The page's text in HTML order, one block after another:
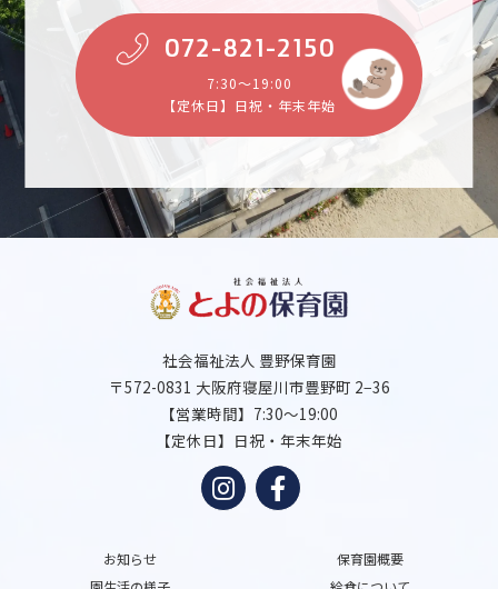
072-821-2150
7:30～19:00
【定休日】日祝・年末年始
社会福祉法人 豊野保育園
〒572-0831 大阪府寝屋川市豊野町 2−36
【営業時間】7:30～19:00
【定休日】日祝・年末年始
お知らせ
保育園概要